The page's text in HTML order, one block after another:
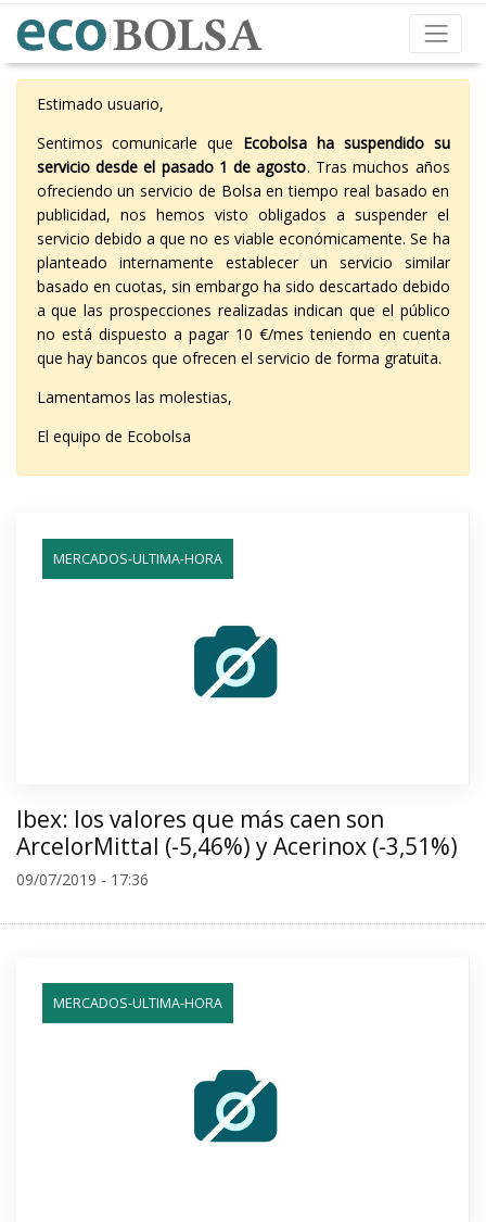
Estimado usuario,
Sentimos comunicarle que Ecobolsa ha suspendido su
servicio desde el pasado 1 de agosto. Tras muchos años
ofreciendo un servicio de Bolsa en tiempo real basado en
publicidad, nos hemos visto obligados a suspender el
servicio debido a que no es viable económicamente. Se ha
planteado internamente establecer un servicio similar
basado en cuotas, sin embargo ha sido descartado debido
a que las prospecciones realizadas indican que el público
no está dispuesto a pagar 10 €/mes teniendo en cuenta
que hay bancos que ofrecen el servicio de forma gratuita.
Lamentamos las molestias,
El equipo de Ecobolsa
MERCADOS-ULTIMA-HORA
Ibex: los valores que más caen son
ArcelorMittal (-5,46%) y Acerinox (-3,51%)
09/07/2019 - 17:36
MERCADOS-ULTIMA-HORA